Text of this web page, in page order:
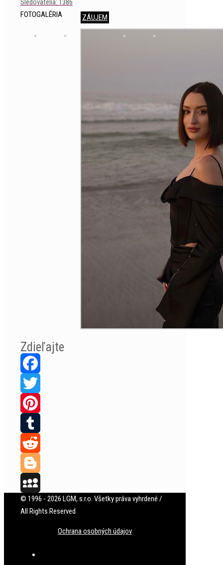
ZÁUJEM
Sledovatelia: 1386
FOTOGALÉRIA
Zdieľajte
Facebook
Twitter
Pinterest
Tumblr
Reddit
Blogger
MySpace
© 1996 - 2026 LGM, s.r.o. Všetky práva vyhrdené /
All Rights Reserved
Ochrana osobných údajov